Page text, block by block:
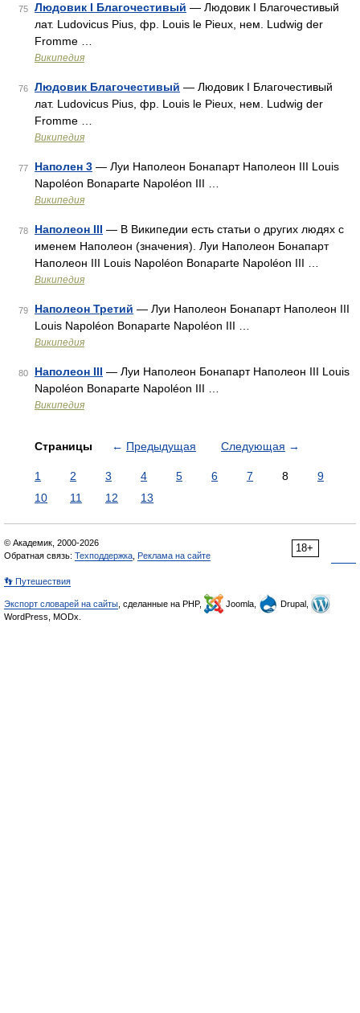
75 Людовик І Благочестивый — Людовик I Благочестивый
лат. Ludovicus Pius, фр. Louis le Pieux, нем. Ludwig der
Fromme …
Википедия
76 Людовик Благочестивый — Людовик I Благочестивый
лат. Ludovicus Pius, фр. Louis le Pieux, нем. Ludwig der
Fromme …
Википедия
77 Наполен 3 — Луи Наполеон Бонапарт Наполеон III Louis
Napoléon Bonaparte Napoléon III …
Википедия
78 Наполеон III — В Википедии есть статьи о других людях с
именем Наполеон (значения). Луи Наполеон Бонапарт
Наполеон III Louis Napoléon Bonaparte Napoléon III …
Википедия
79 Наполеон Третий — Луи Наполеон Бонапарт Наполеон III
Louis Napoléon Bonaparte Napoléon III …
Википедия
80 Наполеон III — Луи Наполеон Бонапарт Наполеон III Louis
Napoléon Bonaparte Napoléon III …
Википедия
Страницы ← Предыдущая Следующая →
1 2 3 4 5 6 7 8
9
10
11 12 13
18+
© Академик, 2000-2026
Обратная связь: Техподдержка Реклама на сайте
👣 Путешествия
Экспорт словарей на сайты , сделанные на PHP, Joomla,
Drupal,
WordPress, MODx.